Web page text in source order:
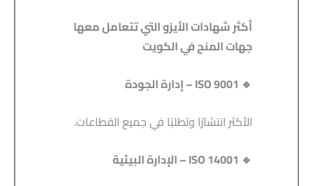
أكثر شهادات الأيزو التي تتعامل معها
جهات المنح في الكويت
🔹 ISO 9001 –
إدارة الجودة
الأكثر انتشارًا وتطلبًا في جميع القطاعات.
🔹 ISO 14001 –
الإدارة البيئية